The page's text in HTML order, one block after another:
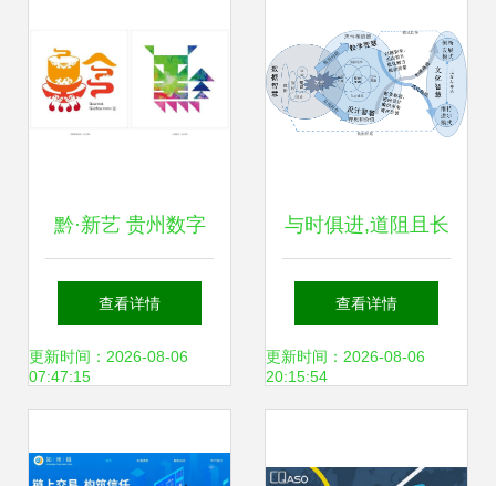
黔·新艺 贵州数字
文化创意内容的应
用服务探索
查看详情
更新时间：2026-08-06
07:47:15
与时俱进,道阻且长
查看详情
更新时间：2026-08-06
20:15:54